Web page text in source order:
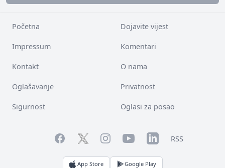
Početna Dojavite vijest
Impressum Komentari
Kontakt O nama
Oglašavanje Privatnost
Sigurnost Oglasi za posao
FacebookTwitterInstagramYouTubeLinkedInRSS
App Store Google Play